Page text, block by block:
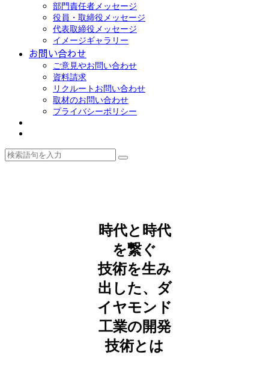
部門責任者メッセージ
役員・取締役メッセージ
代表取締役メッセージ
イメージギャラリー
お問い合わせ
ご意見やお問い合わせ
資料請求
リクルートお問い合わせ
取材のお問い合わせ
プライバシーポリシー
時代と時代
を繋ぐ
技術を生み
出した、ダ
イヤモンド
工業の開発
技術とは